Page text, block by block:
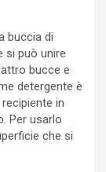
buccia di
si può unire
bucce e
detergente è
in
Per usarlo
che si